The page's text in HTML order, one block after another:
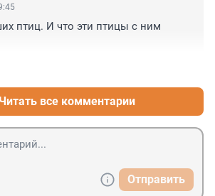
птиц. И что эти птицы с ним
Читать все комментарии
Отправить